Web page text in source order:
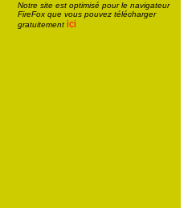
Notre site est optimisé pour le navigateur
FireFox que vous pouvez télécharger
gratuitement ici